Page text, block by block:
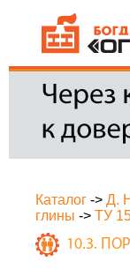
Каталог -> Д.
глины -> ТУ
10.3.